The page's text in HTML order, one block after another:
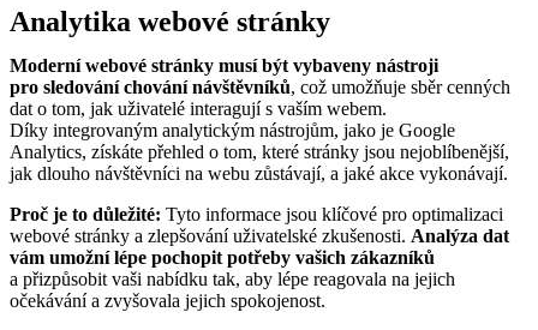
Analytika webové stránky
Moderní webové stránky musí být vybaveny nástroji
pro sledování chování návštěvníků, což umožňuje sběr cenných
dat o tom, jak uživatelé interagují s vaším webem.
Díky integrovaným analytickým nástrojům, jako je Google
Analytics, získáte přehled o tom, které stránky jsou nejoblíbenější,
jak dlouho návštěvníci na webu zůstávají, a jaké akce vykonávají.
Proč je to důležité: Tyto informace jsou klíčové pro optimalizaci
webové stránky a zlepšování uživatelské zkušenosti. Analýza dat
vám umožní lépe pochopit potřeby vašich zákazníků
a přizpůsobit vaši nabídku tak, aby lépe reagovala na jejich
očekávání a zvyšovala jejich spokojenost.